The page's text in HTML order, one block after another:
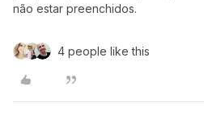
não estar preenchidos.
4 people like this